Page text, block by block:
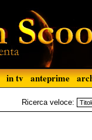
in tv anteprime
Ricerca veloce: